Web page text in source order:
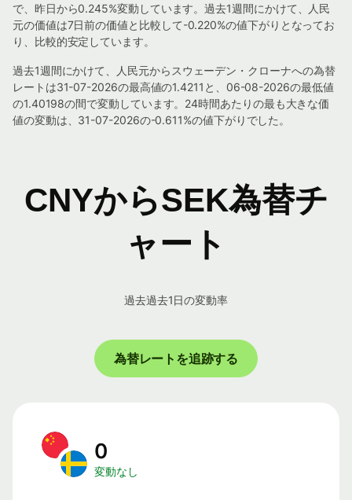
で、昨日から0.245%変動しています。過去1週間にかけて、人民
元の価値は7日前の価値と比較して-0.220%の値下がりとなってお
り、比較的安定しています。
過去1週間にかけて、人民元からスウェーデン・クローナへの為替
レートは31-07-2026の最高値の1.4211と、06-08-2026の最低値
の1.40198の間で変動しています。24時間あたりの最も大きな価
値の変動は、31-07-2026の-0.611%の値下がりでした。
CNYからSEK為替チ
ャート
過去過去1日の変動率
為替レートを追跡する
0
変動なし